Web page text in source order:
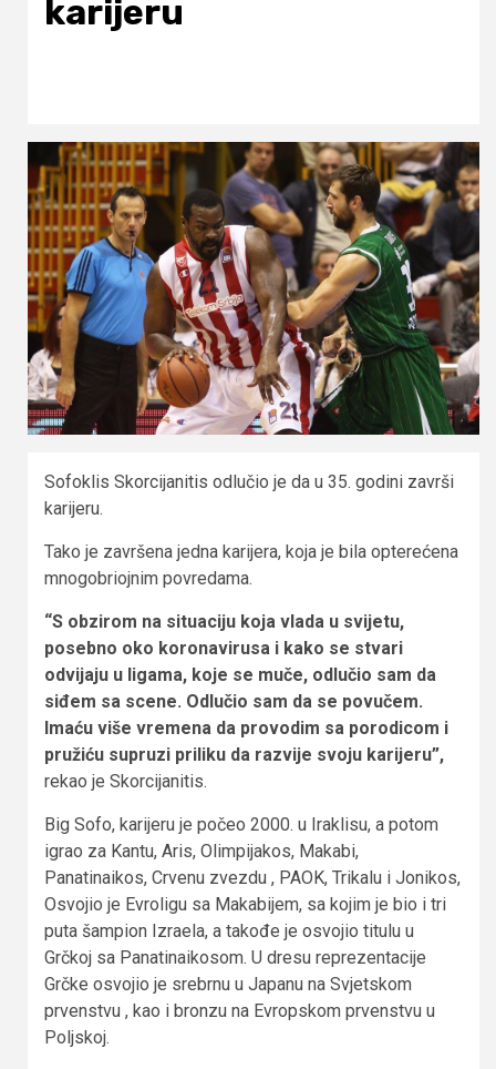
karijeru
Sofoklis Skorcijanitis odlučio je da u 35. godini završi
karijeru.
Tako je završena jedna karijera, koja je bila opterećena
mnogobriojnim povredama.
“S obzirom na situaciju koja vlada u svijetu,
posebno oko koronavirusa i kako se stvari
odvijaju u ligama, koje se muče, odlučio sam da
siđem sa scene. Odlučio sam da se povučem.
Imaću više vremena da provodim sa porodicom i
pružiću supruzi priliku da razvije svoju karijeru”,
rekao je Skorcijanitis.
Big Sofo, karijeru je počeo 2000. u Iraklisu, a potom
igrao za Kantu, Aris, Olimpijakos, Makabi,
Panatinaikos, Crvenu zvezdu , PAOK, Trikalu i Jonikos,
Osvojio je Evroligu sa Makabijem, sa kojim je bio i tri
puta šampion Izraela, a takođe je osvojio titulu u
Grčkoj sa Panatinaikosom. U dresu reprezentacije
Grčke osvojio je srebrnu u Japanu na Svjetskom
prvenstvu , kao i bronzu na Evropskom prvenstvu u
Poljskoj.